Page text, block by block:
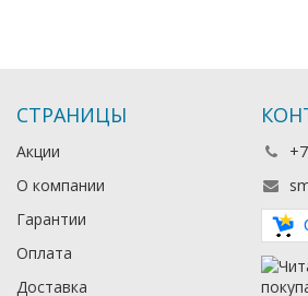
СТРАНИЦЫ
Акции
О компании
Гарантии
Оплата
Доставка